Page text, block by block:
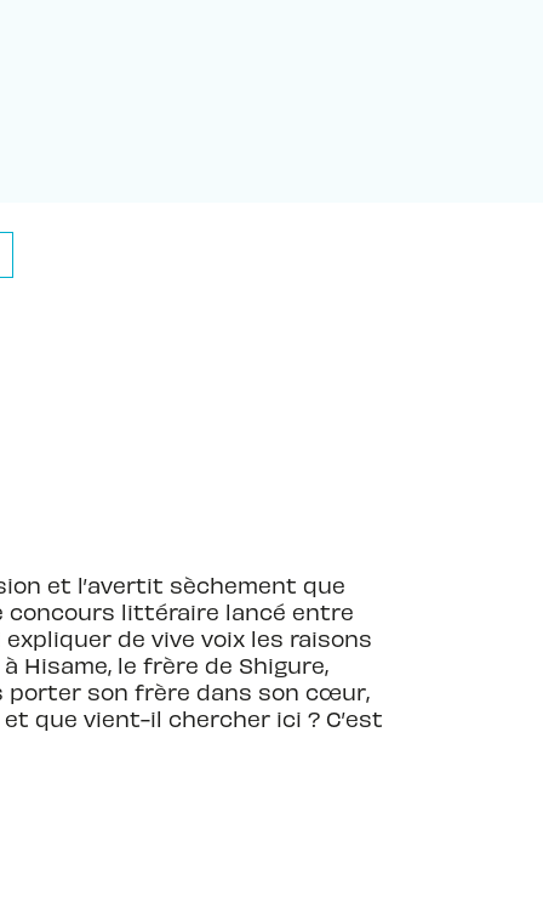
et l’avertit sèchement que
concours littéraire lancé entre
de vive voix les raisons
Hisame, le frère de Shigure,
porter son frère dans son cœur,
que vient-il chercher ici ? C’est